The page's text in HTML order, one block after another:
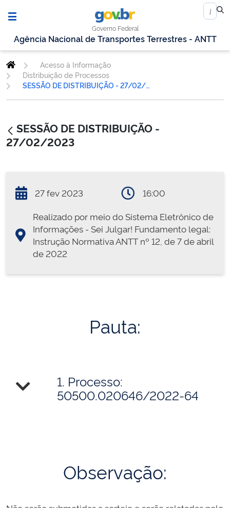
Governo Federal
Agência Nacional de Transportes Terrestres - ANTT
Acesso à Informação
Distribuição de Processos
SESSÃO DE DISTRIBUIÇÃO - 27/02/2023
SESSÃO DE DISTRIBUIÇÃO -
27/02/2023
27 fev 2023
16:00
Realizado por meio do Sistema Eletrônico de
Informações - Sei Julgar! Fundamento legal:
Instrução Normativa ANTT nº 12, de 7 de abril
de 2022
Pauta:
1. Processo:
50500.020646/2022-64
Observação: